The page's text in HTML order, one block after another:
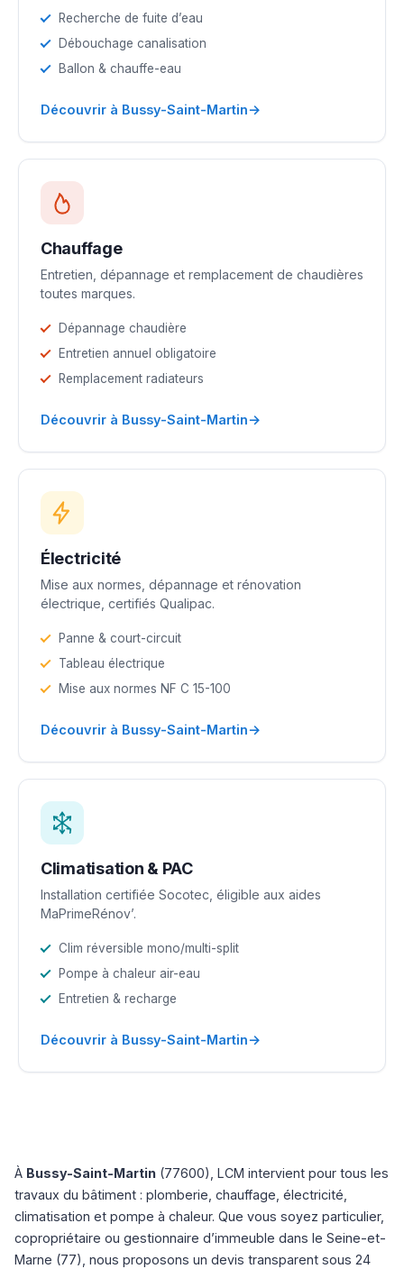
Recherche de fuite d’eau
Débouchage canalisation
Ballon & chauffe-eau
Découvrir à Bussy-Saint-Martin→
Chauffage
Entretien, dépannage et remplacement de chaudières
toutes marques.
Dépannage chaudière
Entretien annuel obligatoire
Remplacement radiateurs
Découvrir à Bussy-Saint-Martin→
Électricité
Mise aux normes, dépannage et rénovation
électrique, certifiés Qualipac.
Panne & court-circuit
Tableau électrique
Mise aux normes NF C 15-100
Découvrir à Bussy-Saint-Martin→
Climatisation & PAC
Installation certifiée Socotec, éligible aux aides
MaPrimeRénov’.
Clim réversible mono/multi-split
Pompe à chaleur air-eau
Entretien & recharge
Découvrir à Bussy-Saint-Martin→
À Bussy-Saint-Martin (77600), LCM intervient pour tous les
travaux du bâtiment : plomberie, chauffage, électricité,
climatisation et pompe à chaleur. Que vous soyez particulier,
copropriétaire ou gestionnaire d’immeuble dans le Seine-et-
Marne (77), nous proposons un devis transparent sous 24